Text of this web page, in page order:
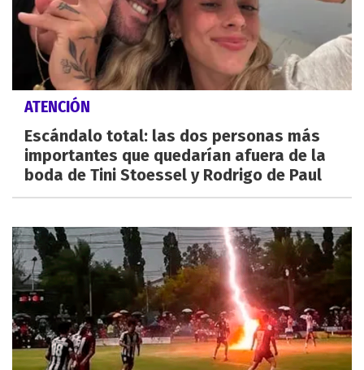
ATENCIÓN
Escándalo total: las dos personas más
importantes que quedarían afuera de la
boda de Tini Stoessel y Rodrigo de Paul